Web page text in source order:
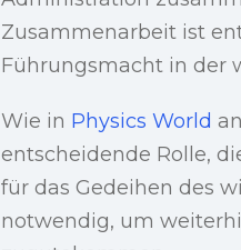
Zusammenarbeit ist
Führungsmacht in der
Wie in Physics World
entscheidende Rolle,
für das Gedeihen des
notwendig, um